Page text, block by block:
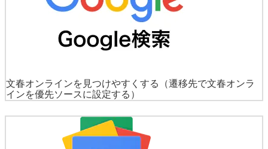
文春オンラインを見つけやすくする
（遷移先で文春オンラ
インを優先ソースに設定する）